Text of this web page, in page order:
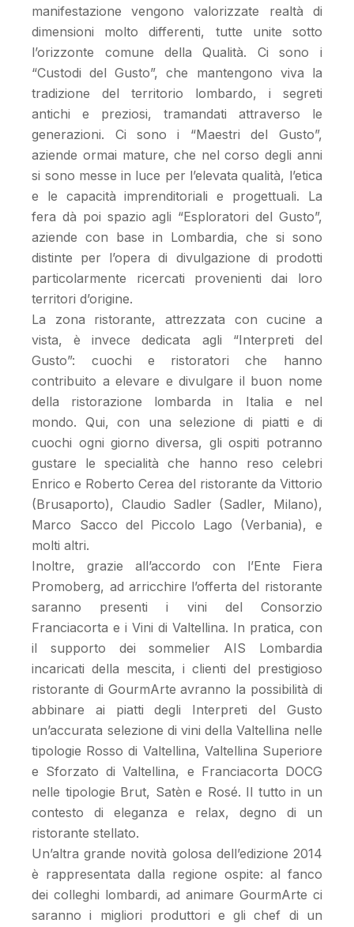
manifestazione vengono valorizzate realtà di
dimensioni molto differenti, tutte unite sotto
l’orizzonte comune della Qualità. Ci sono i
“Custodi del Gusto”, che mantengono viva la
tradizione del territorio lombardo, i segreti
antichi e preziosi, tramandati attraverso le
generazioni. Ci sono i “Maestri del Gusto”,
aziende ormai mature, che nel corso degli anni
si sono messe in luce per l’elevata qualità, l’etica
e le capacità imprenditoriali e progettuali. La
fera dà poi spazio agli “Esploratori del Gusto”,
aziende con base in Lombardia, che si sono
distinte per l’opera di divulgazione di prodotti
particolarmente ricercati provenienti dai loro
territori d’origine.
La zona ristorante, attrezzata con cucine a
vista, è invece dedicata agli “Interpreti del
Gusto”: cuochi e ristoratori che hanno
contribuito a elevare e divulgare il buon nome
della ristorazione lombarda in Italia e nel
mondo. Qui, con una selezione di piatti e di
cuochi ogni giorno diversa, gli ospiti potranno
gustare le specialità che hanno reso celebri
Enrico e Roberto Cerea del ristorante da Vittorio
(Brusaporto), Claudio Sadler (Sadler, Milano),
Marco Sacco del Piccolo Lago (Verbania), e
molti altri.
Inoltre, grazie all’accordo con l’Ente Fiera
Promoberg, ad arricchire l’offerta del ristorante
saranno presenti i vini del Consorzio
Franciacorta e i Vini di Valtellina. In pratica, con
il supporto dei sommelier AIS Lombardia
incaricati della mescita, i clienti del prestigioso
ristorante di GourmArte avranno la possibilità di
abbinare ai piatti degli Interpreti del Gusto
un’accurata selezione di vini della Valtellina nelle
tipologie Rosso di Valtellina, Valtellina Superiore
e Sforzato di Valtellina, e Franciacorta DOCG
nelle tipologie Brut, Satèn e Rosé. Il tutto in un
contesto di eleganza e relax, degno di un
ristorante stellato.
Un’altra grande novità golosa dell’edizione 2014
è rappresentata dalla regione ospite: al fanco
dei colleghi lombardi, ad animare GourmArte ci
saranno i migliori produttori e gli chef di un